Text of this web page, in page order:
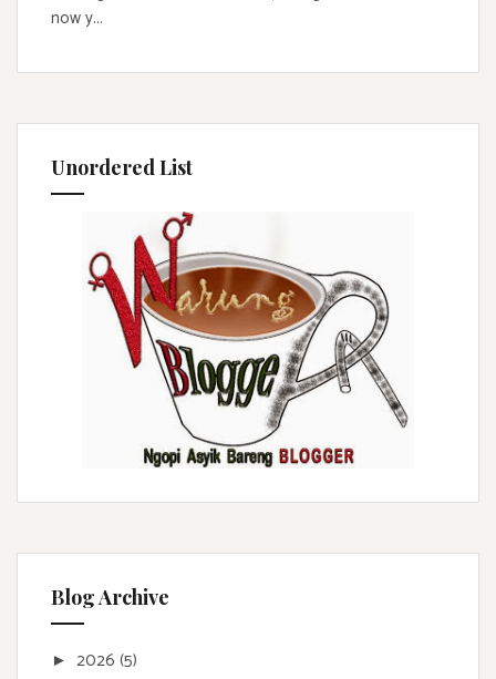
now y...
Unordered List
Blog Archive
► 2026 (5)